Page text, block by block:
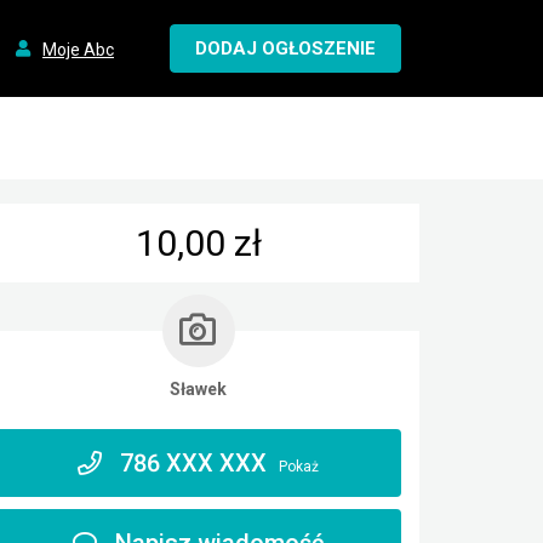
Moje Abc DODAJ OGŁOSZENIE
10,00 zł
Sławek
786 XXX XXX Pokaż